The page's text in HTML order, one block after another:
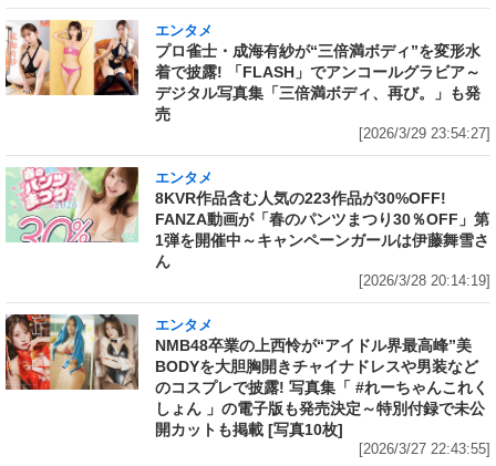
エンタメ
プロ雀士・成海有紗が“三倍満ボディ”を変形水
着で披露! 「FLASH」でアンコールグラビア～
デジタル写真集「三倍満ボディ、再び。」も発
売
[2026/3/29 23:54:27]
エンタメ
8KVR作品含む人気の223作品が30%OFF!
FANZA動画が「春のパンツまつり30％OFF」第
1弾を開催中～キャンペーンガールは伊藤舞雪さ
ん
[2026/3/28 20:14:19]
エンタメ
NMB48卒業の上西怜が“アイドル界最高峰”美
BODYを大胆胸開きチャイナドレスや男装など
のコスプレで披露! 写真集「 #れーちゃんこれく
しょん 」の電子版も発売決定～特別付録で未公
開カットも掲載 [写真10枚]
[2026/3/27 22:43:55]